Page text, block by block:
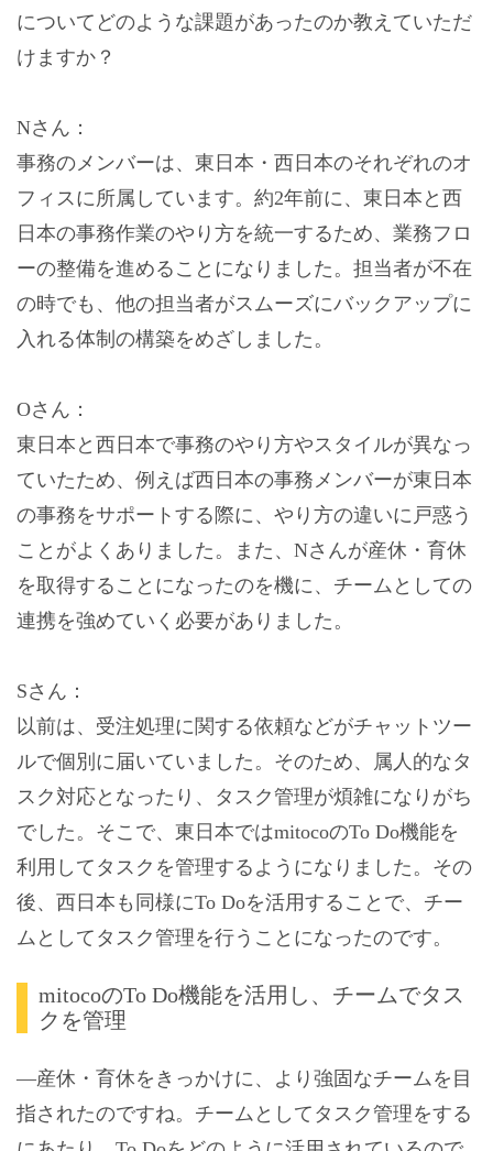
についてどのような課題があったのか教えていただ
けますか？
Nさん：
事務のメンバーは、東日本・西日本のそれぞれのオ
フィスに所属しています。約2年前に、東日本と西
日本の事務作業のやり方を統一するため、業務フロ
ーの整備を進めることになりました。担当者が不在
の時でも、他の担当者がスムーズにバックアップに
入れる体制の構築をめざしました。
Oさん：
東日本と西日本で事務のやり方やスタイルが異なっ
ていたため、例えば西日本の事務メンバーが東日本
の事務をサポートする際に、やり方の違いに戸惑う
ことがよくありました。また、Nさんが産休・育休
を取得することになったのを機に、チームとしての
連携を強めていく必要がありました。
Sさん：
以前は、受注処理に関する依頼などがチャットツー
ルで個別に届いていました。そのため、属人的なタ
スク対応となったり、タスク管理が煩雑になりがち
でした。そこで、東日本ではmitocoのTo Do機能を
利用してタスクを管理するようになりました。その
後、西日本も同様にTo Doを活用することで、チー
ムとしてタスク管理を行うことになったのです。
mitocoのTo Do機能を活用し、チームでタス
クを管理
―産休・育休をきっかけに、より強固なチームを目
指されたのですね。チームとしてタスク管理をする